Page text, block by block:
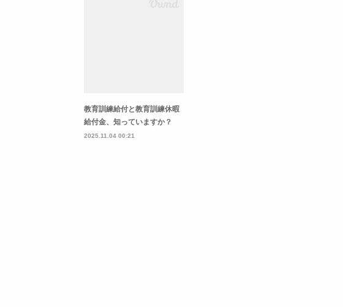
教育訓練給付と教育訓練休暇
給付金、知っていますか？
2025.11.04 00:21